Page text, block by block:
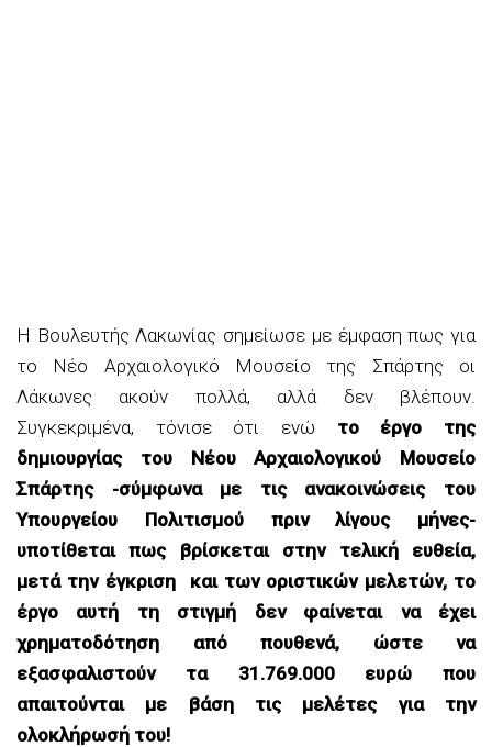
Η Βουλευτής Λακωνίας σημείωσε με έμφαση πως για
το Νέο Αρχαιολογικό Μουσείο της Σπάρτης οι
Λάκωνες ακούν πολλά, αλλά δεν βλέπουν.
Συγκεκριμένα, τόνισε ότι ενώ το έργο της
δημιουργίας του Νέου Αρχαιολογικού Μουσείο
Σπάρτης -σύμφωνα με τις ανακοινώσεις του
Υπουργείου Πολιτισμού πριν λίγους μήνες-
υποτίθεται πως βρίσκεται στην τελική ευθεία,
μετά την έγκριση και των οριστικών μελετών, το
έργο αυτή τη στιγμή δεν φαίνεται να έχει
χρηματοδότηση από πουθενά, ώστε να
εξασφαλιστούν τα 31.769.000 ευρώ που
απαιτούνται με βάση τις μελέτες για την
ολοκλήρωσή του!